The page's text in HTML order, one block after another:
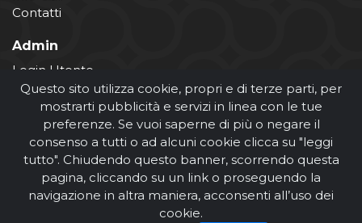
Contatti
Admin
Login Utente
Login Operatore
Registrazione Operatore
Questo sito utilizza cookie, propri e di terze parti, per
mostrarti pubblicità e servizi in linea con le tue
preferenze. Se vuoi saperne di più o negare il
consenso a tutti o ad alcuni cookie clicca su "leggi
tutto". Chiudendo questo banner, scorrendo questa
pagina, cliccando su un link o proseguendo la
navigazione in altra maniera, acconsenti all’uso dei
cookie.